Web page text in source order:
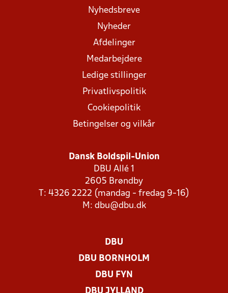
Nyhedsbreve
Nyheder
Afdelinger
Medarbejdere
Ledige stillinger
Privatlivspolitik
Cookiepolitik
Betingelser og vilkår
Dansk Boldspil-Union
DBU Allé 1
2605 Brøndby
T: 4326 2222 (mandag - fredag 9-16)
M: dbu@dbu.dk
DBU
DBU BORNHOLM
DBU FYN